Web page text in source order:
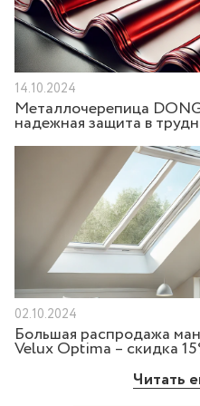
14.10.2024
Металлочерепица
надежная защита в
02.10.2024
Большая распродажа
Velux Optima – скидка
Читать